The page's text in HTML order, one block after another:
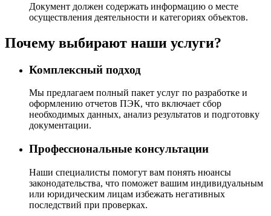
Документ должен содержать информацию о месте
осуществления деятельности и категориях объектов.
Почему выбирают наши услуги?
Комплексный подход
Мы предлагаем полный пакет услуг по разработке и
оформлению отчетов ПЭК, что включает сбор
необходимых данных, анализ результатов и подготовку
документации.
Профессиональные консультации
Наши специалисты помогут вам понять нюансы
законодательства, что поможет вашим индивидуальным
или юридическим лицам избежать негативных
последствий при проверках.